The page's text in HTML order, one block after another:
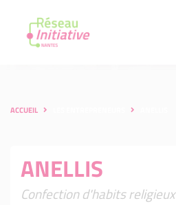
ACCUEIL
ANELLIS
Confection d'habits religieux